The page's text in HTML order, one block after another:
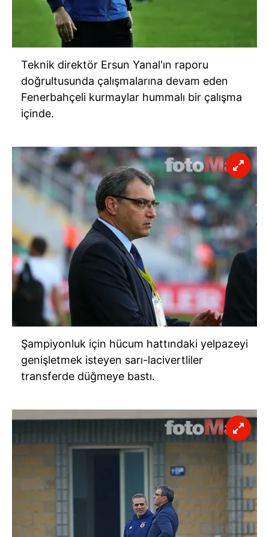
Teknik direktör Ersun Yanal'ın raporu
doğrultusunda çalışmalarına devam eden
Fenerbahçeli kurmaylar hummalı bir çalışma
içinde.
Şampiyonluk için hücum hattındaki yelpazeyi
genişletmek isteyen sarı-lacivertliler
transferde düğmeye bastı.